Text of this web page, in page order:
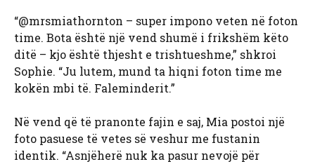
“@mrsmiathornton – super impono veten në foton
time. Bota është një vend shumë i frikshëm këto
ditë – kjo është thjesht e trishtueshme,” shkroi
Sophie. “Ju lutem, mund ta hiqni foton time me
kokën mbi të. Faleminderit.”
Në vend që të pranonte fajin e saj, Mia postoi një
foto pasuese të vetes së veshur me fustanin
identik. “Asnjëherë nuk ka pasur nevojë për